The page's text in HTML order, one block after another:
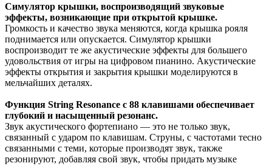
Симулятор крышки, воспроизводящий звуковые
эффекты, возникающие при открытой крышке.
Громкость и качество звука меняются, когда крышка рояля
поднимается или опускается. Симулятор крышки
воспроизводит те же акустические эффекты для большего
удовольствия от игры на цифровом пианино. Акустические
эффекты открытия и закрытия крышки моделируются в
мельчайших деталях.
Функция String Resonance с 88 клавишами обеспечивает
глубокий и насыщенный резонанс.
Звук акустического фортепиано — это не только звук,
связанный с ударом по клавишам. Струны, с частотами тесно
связанными с теми, которые производят звук, также
резонируют, добавляя свой звук, чтобы придать музыке